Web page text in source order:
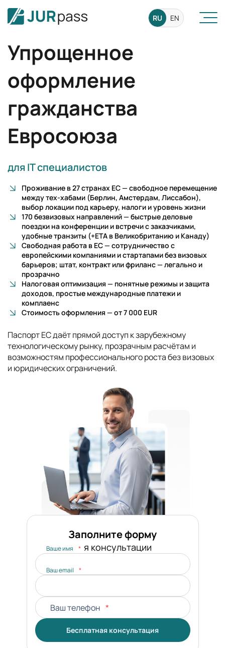
RU EN
Упрощенное
оформление
гражданства
Евросоюза
для IT специалистов
Проживание в 27 странах ЕС — свободное перемещение
между тех-хабами (Берлин, Амстердам, Лиссабон),
выбор локации под карьеру, налоги и уровень жизни
170 безвизовых направлений — быстрые деловые
поездки на конференции и встречи с заказчиками,
удобные транзиты (+ETA в Великобританию и Канаду)
Свободная работа в ЕС — сотрудничество с
европейскими компаниями и стартапами без визовых
барьеров; штат, контракт или фриланс — легально и
прозрачно
Налоговая оптимизация — понятные режимы и защита
доходов, простые международные платежи и
комплаенс
Стоимость оформления — от 7 000 EUR
Паспорт ЕС даёт прямой доступ к зарубежному
технологическому рынку, прозрачным расчётам и
возможностям профессионального роста без визовых
и юридических ограничений.
Заполните форму
для консультации
Ваше имя *
Ваш email *
Ваш телефон *
Бесплатная консультация